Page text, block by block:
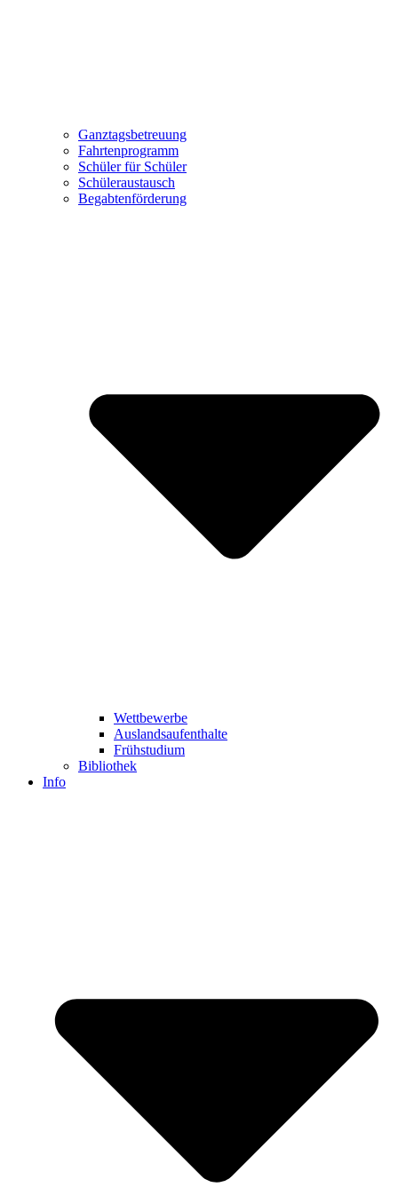
Ganztagsbetreuung
Fahrtenprogramm
Schüler für Schüler
Schüleraustausch
Begabtenförderung
Wettbewerbe
Auslandsaufenthalte
Frühstudium
Bibliothek
Info